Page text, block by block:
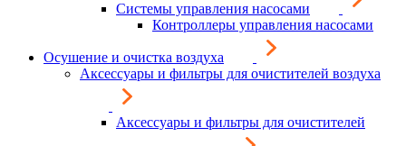
Системы управления насосами
Контроллеры управления насосами
Осушение и очистка воздуха
Аксессуары и фильтры для очистителей воздуха
Аксессуары и фильтры для очистителей